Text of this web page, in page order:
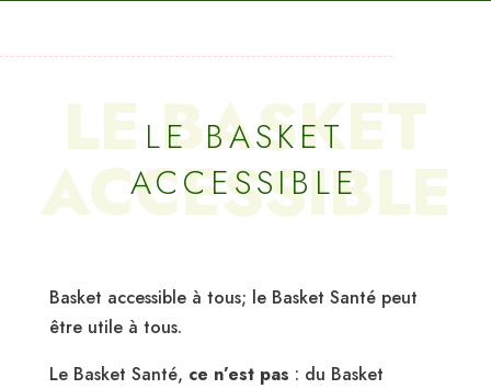
LE BASKET
ACCESSIBLE
Basket accessible à tous; le Basket Santé peut
être utile à tous.
Le Basket Santé, ce n’est pas : du Basket
LE BASKET
ACCESSIBLE